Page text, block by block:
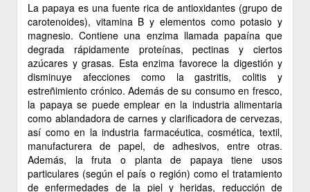
La papaya es una fuente rica de antioxidantes (grupo de
carotenoides), vitamina B y elementos como potasio y
magnesio. Contiene una enzima llamada papaína que
degrada rápidamente proteínas, pectinas y ciertos
azúcares y grasas. Esta enzima favorece la digestión y
disminuye afecciones como la gastritis, colitis y
estreñimiento crónico. Además de su consumo en fresco,
la papaya se puede emplear en la industria alimentaria
como ablandadora de carnes y clarificadora de cervezas,
así como en la industria farmacéutica, cosmética, textil,
manufacturera de papel, de adhesivos, entre otras.
Además, la fruta o planta de papaya tiene usos
particulares (según el país o región) como el tratamiento
de enfermedades de la piel y heridas, reducción de